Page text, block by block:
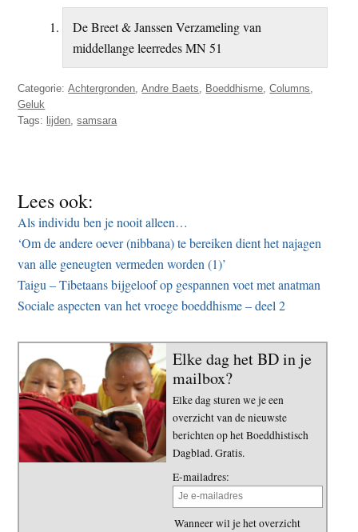
De Breet & Janssen Verzameling van
middellange leerredes MN 51
Categorie:Achtergronden ,Andre Baets Boeddhisme ,Columns
Geluk
Tags: lijden ,samsara
Lees ook:
Als individu ben je nooit alleen…
‘Om de andere oever (nibbana) te bereiken dient het najagen
van alle geneugten vermeden worden (1)’
Taigu – Tibetaans bijgeloof op gespannen voet met anatman
Sociale aspecten van het vroege boeddhisme – deel 2
Elke dag het BD in je
mailbox?
Elke dag sturen we je een
overzicht van de nieuwste
berichten op het Boeddhistisch
Dagblad. Gratis.
E-mailadres:
Wanneer wil je het overzicht